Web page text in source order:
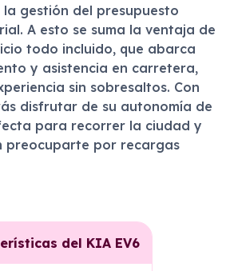
gestión del presupuesto
A esto se suma la ventaja de
todo incluido, que abarca
y asistencia en carretera,
sin sobresaltos. Con
disfrutar de su autonomía de
para recorrer la ciudad y
preocuparte por recargas
del KIA EV6